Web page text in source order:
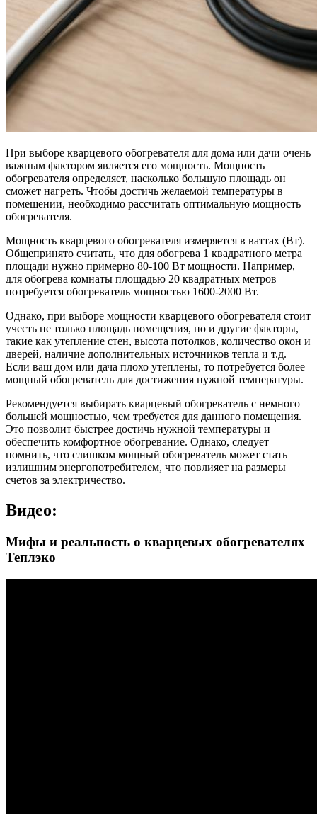
При выборе кварцевого обогревателя для дома или дачи очень
важным фактором является его мощность. Мощность
обогревателя определяет, насколько большую площадь он
сможет нагреть. Чтобы достичь желаемой температуры в
помещении, необходимо рассчитать оптимальную мощность
обогревателя.
Мощность кварцевого обогревателя измеряется в ваттах (Вт).
Общепринято считать, что для обогрева 1 квадратного метра
площади нужно примерно 80-100 Вт мощности. Например,
для обогрева комнаты площадью 20 квадратных метров
потребуется обогреватель мощностью 1600-2000 Вт.
Однако, при выборе мощности кварцевого обогревателя стоит
учесть не только площадь помещения, но и другие факторы,
такие как утепление стен, высота потолков, количество окон и
дверей, наличие дополнительных источников тепла и т.д.
Если ваш дом или дача плохо утеплены, то потребуется более
мощный обогреватель для достижения нужной температуры.
Рекомендуется выбирать кварцевый обогреватель с немного
большей мощностью, чем требуется для данного помещения.
Это позволит быстрее достичь нужной температуры и
обеспечить комфортное обогревание. Однако, следует
помнить, что слишком мощный обогреватель может стать
излишним энергопотребителем, что повлияет на размеры
счетов за электричество.
Видео:
Мифы и реальность о кварцевых обогревателях
Теплэко